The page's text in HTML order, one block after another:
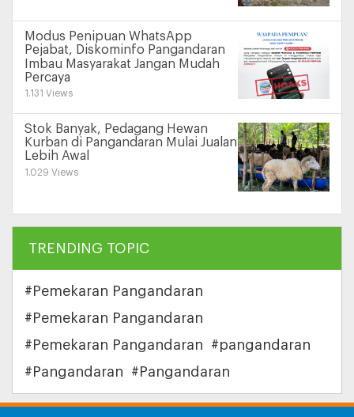
Modus Penipuan WhatsApp
Pejabat, Diskominfo Pangandaran
Imbau Masyarakat Jangan Mudah
Percaya
1.131 Views
Stok Banyak, Pedagang Hewan
Kurban di Pangandaran Mulai Jualan
Lebih Awal
1.029 Views
TRENDING TOPIC
#Pemekaran Pangandaran
#Pemekaran Pangandaran
#Pemekaran Pangandaran
#pangandaran
#Pangandaran
#Pangandaran